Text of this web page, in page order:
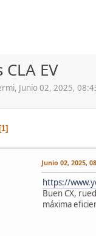
EV
Junio 02, 2025,
1
Junio 02, 2025,
https://
Buen CX,
máxima